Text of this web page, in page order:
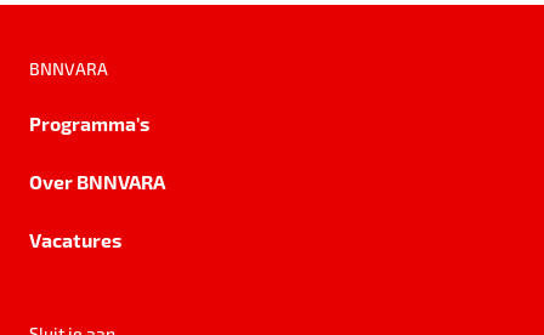
BNNVARA
Programma's
Over BNNVARA
Vacatures